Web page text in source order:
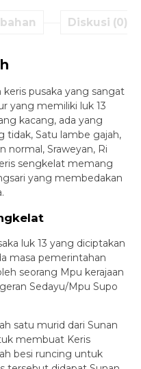
Diskusi (0)
keris pusaka yang sangat
yang memiliki luk 13
kacang, ada yang
tidak, Satu lambe gajah,
normal, Sraweyan, Ri
sengkelat memang
yang membedakan
luk 13 yang diciptakan
masa pemerintahan
seorang Mpu kerajaan
Sedayu/Mpu Supo
satu murid dari Sunan
membuat Keris
besi runcing untuk